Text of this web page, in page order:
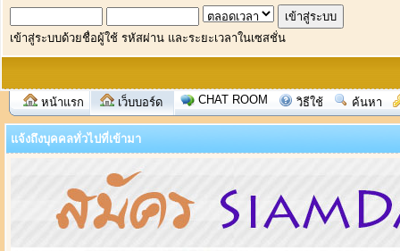
เข้าสู่ระบบด้วยชื่อผู้ใช้ รหัสผ่าน และระยะเวลาในเซสชั่น
หน้าแรก เว็บบอร์ด CHAT ROOM วิธีใช้ ค้นหา
แจ้งถึงบุคคลทั่วไปที่เข้ามา